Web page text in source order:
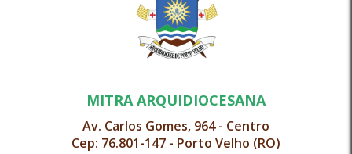
MITRA ARQUIDIOCESANA
Av. Carlos Gomes, 964 - Centro
Cep: 76.801-147 - Porto Velho (RO)